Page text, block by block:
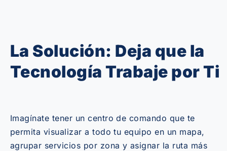
La Solución: Deja que la
Tecnología Trabaje por Ti
Imagínate tener un centro de comando que te
permita visualizar a todo tu equipo en un mapa,
agrupar servicios por zona y asignar la ruta más